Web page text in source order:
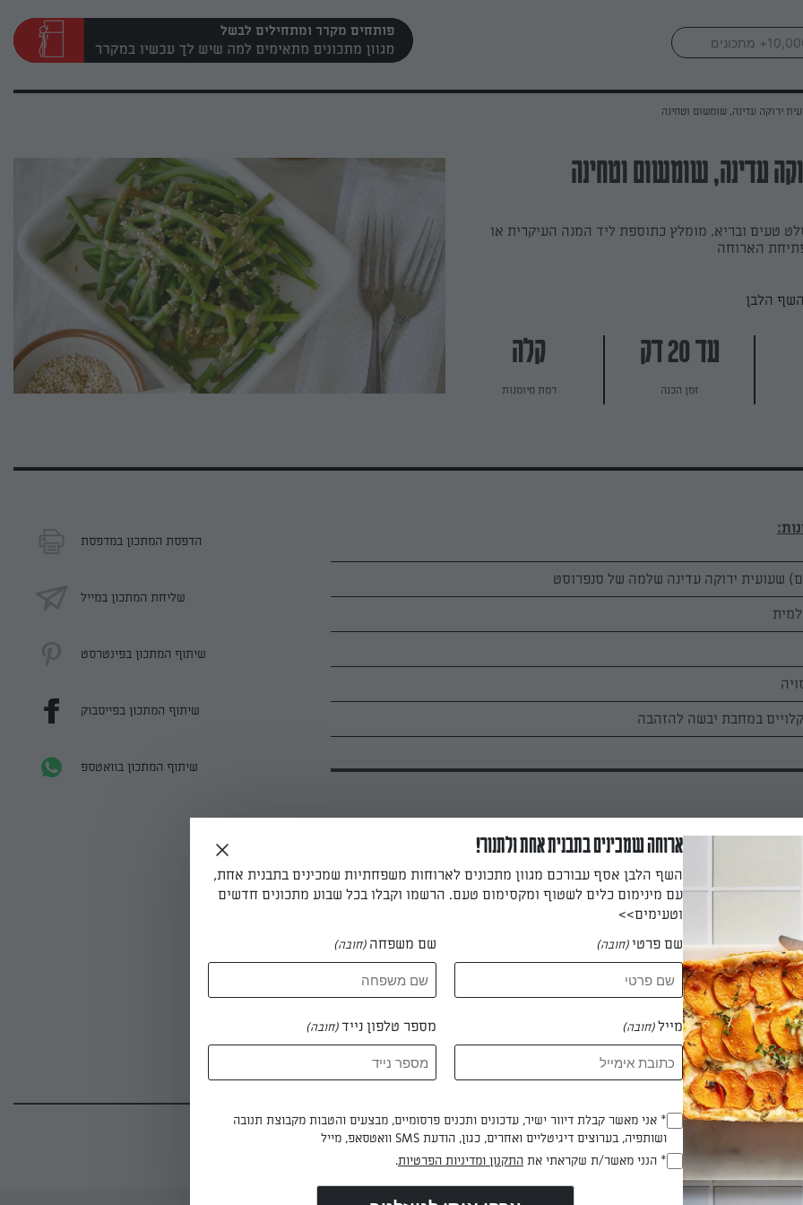
פותחים מקרר ומתחילים לבשל
ירוקה עדינה, שומשום וטחינה
עדינה, שומשום וטחינה
טעים ובריא. מומלץ כתוספת ליד המנה העיקרית או
הארוחה
הלבן
עד 20 דק
זמן הכנה
קלה
רמת מיומנות
במחבת יבשה להזהבה
הירוקה לפי הוראות ההכנה המופיעות על גבי האריזה.
את הטחינה עם הסוכר, הסויה ומעט מים עד לרוטב סמיך אך נוזלי.
לצלחת הגשה. מזליפים את רוטב הטחינה וזורים את זרעוני השומשום.
הדפסת המתכון במדפסת
שליחת המתכון במייל
שיתוף המתכון בפינטרסט
שיתוף המתכון בפייסבוק
שיתוף המתכון בוואטספ
הכנת? כאן מדרגים (4)
ארוחה שמכינים בתבנית אחת ולתנור!
השף הלבן אסף עבורכם מגוון מתכונים לארוחות משפחתיות שמכינים בתבנית אחת,
עם מינימום כלים לשטוף ומקסימום טעם. הרשמו וקבלו בכל שבוע מתכונים חדשים
וטעימים>>
שם פרטי(חובה) שם משפחה (חובה)
מייל(חובה) מספר טלפון נייד(חובה)
(חובה)
* אני מאשר קבלת דיוור ישיר, עדכונים ותכנים פרסומיים, מבצעים והטבות מקבוצת תנובה
ושותפיה, בערוצים דיגיטליים ואחרים, כגון, הודעת SMS וואטסאפ, מייל
(חובה)
* הנני מאשר/ת שקראתי את התקנון ומדיניות הפרטיות.